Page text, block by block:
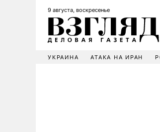
9 августа, воскресенье
УКРАИНА АТАКА НА ИРАН